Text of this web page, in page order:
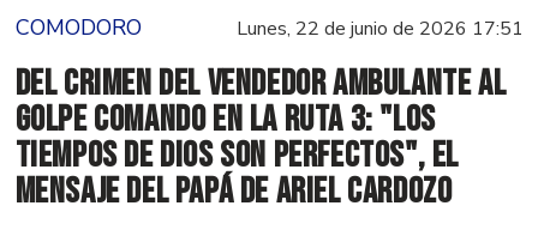
COMODORO Lunes, 22 de junio de 2026 17:51
Del crimen del vendedor ambulante al
golpe comando en la Ruta 3: "Los
tiempos de Dios son perfectos", el
mensaje del papá de Ariel Cardozo